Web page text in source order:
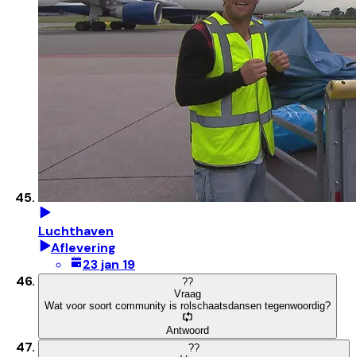
Luchthaven
Aflevering
23 jan 19
??
Vraag
Wat voor soort community is rolschaatsdansen tegenwoordig?
Antwoord
??